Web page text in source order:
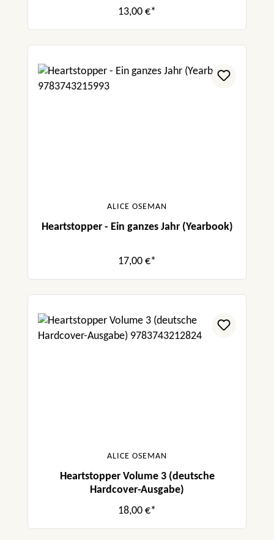
13,00 €*
ALICE OSEMAN
Heartstopper - Ein ganzes Jahr (Yearbook)
17,00 €*
ALICE OSEMAN
Heartstopper Volume 3 (deutsche
Hardcover-Ausgabe)
18,00 €*